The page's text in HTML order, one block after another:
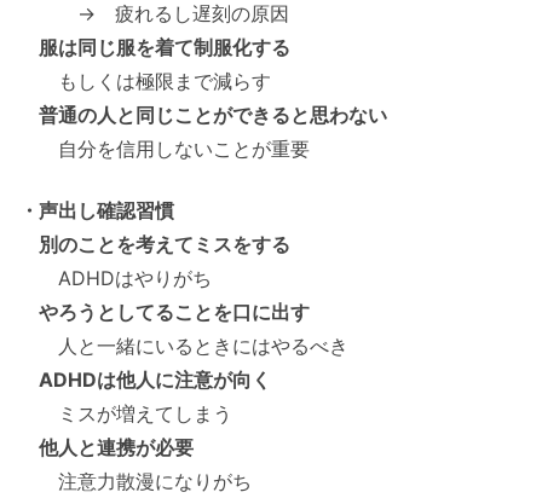
→ 疲れるし遅刻の原因
服は同じ服を着て制服化する
もしくは極限まで減らす
普通の人と同じことができると思わない
自分を信用しないことが重要
・声出し確認習慣
別のことを考えてミスをする
ADHDはやりがち
やろうとしてることを口に出す
人と一緒にいるときにはやるべき
ADHDは他人に注意が向く
ミスが増えてしまう
他人と連携が必要
注意力散漫になりがち